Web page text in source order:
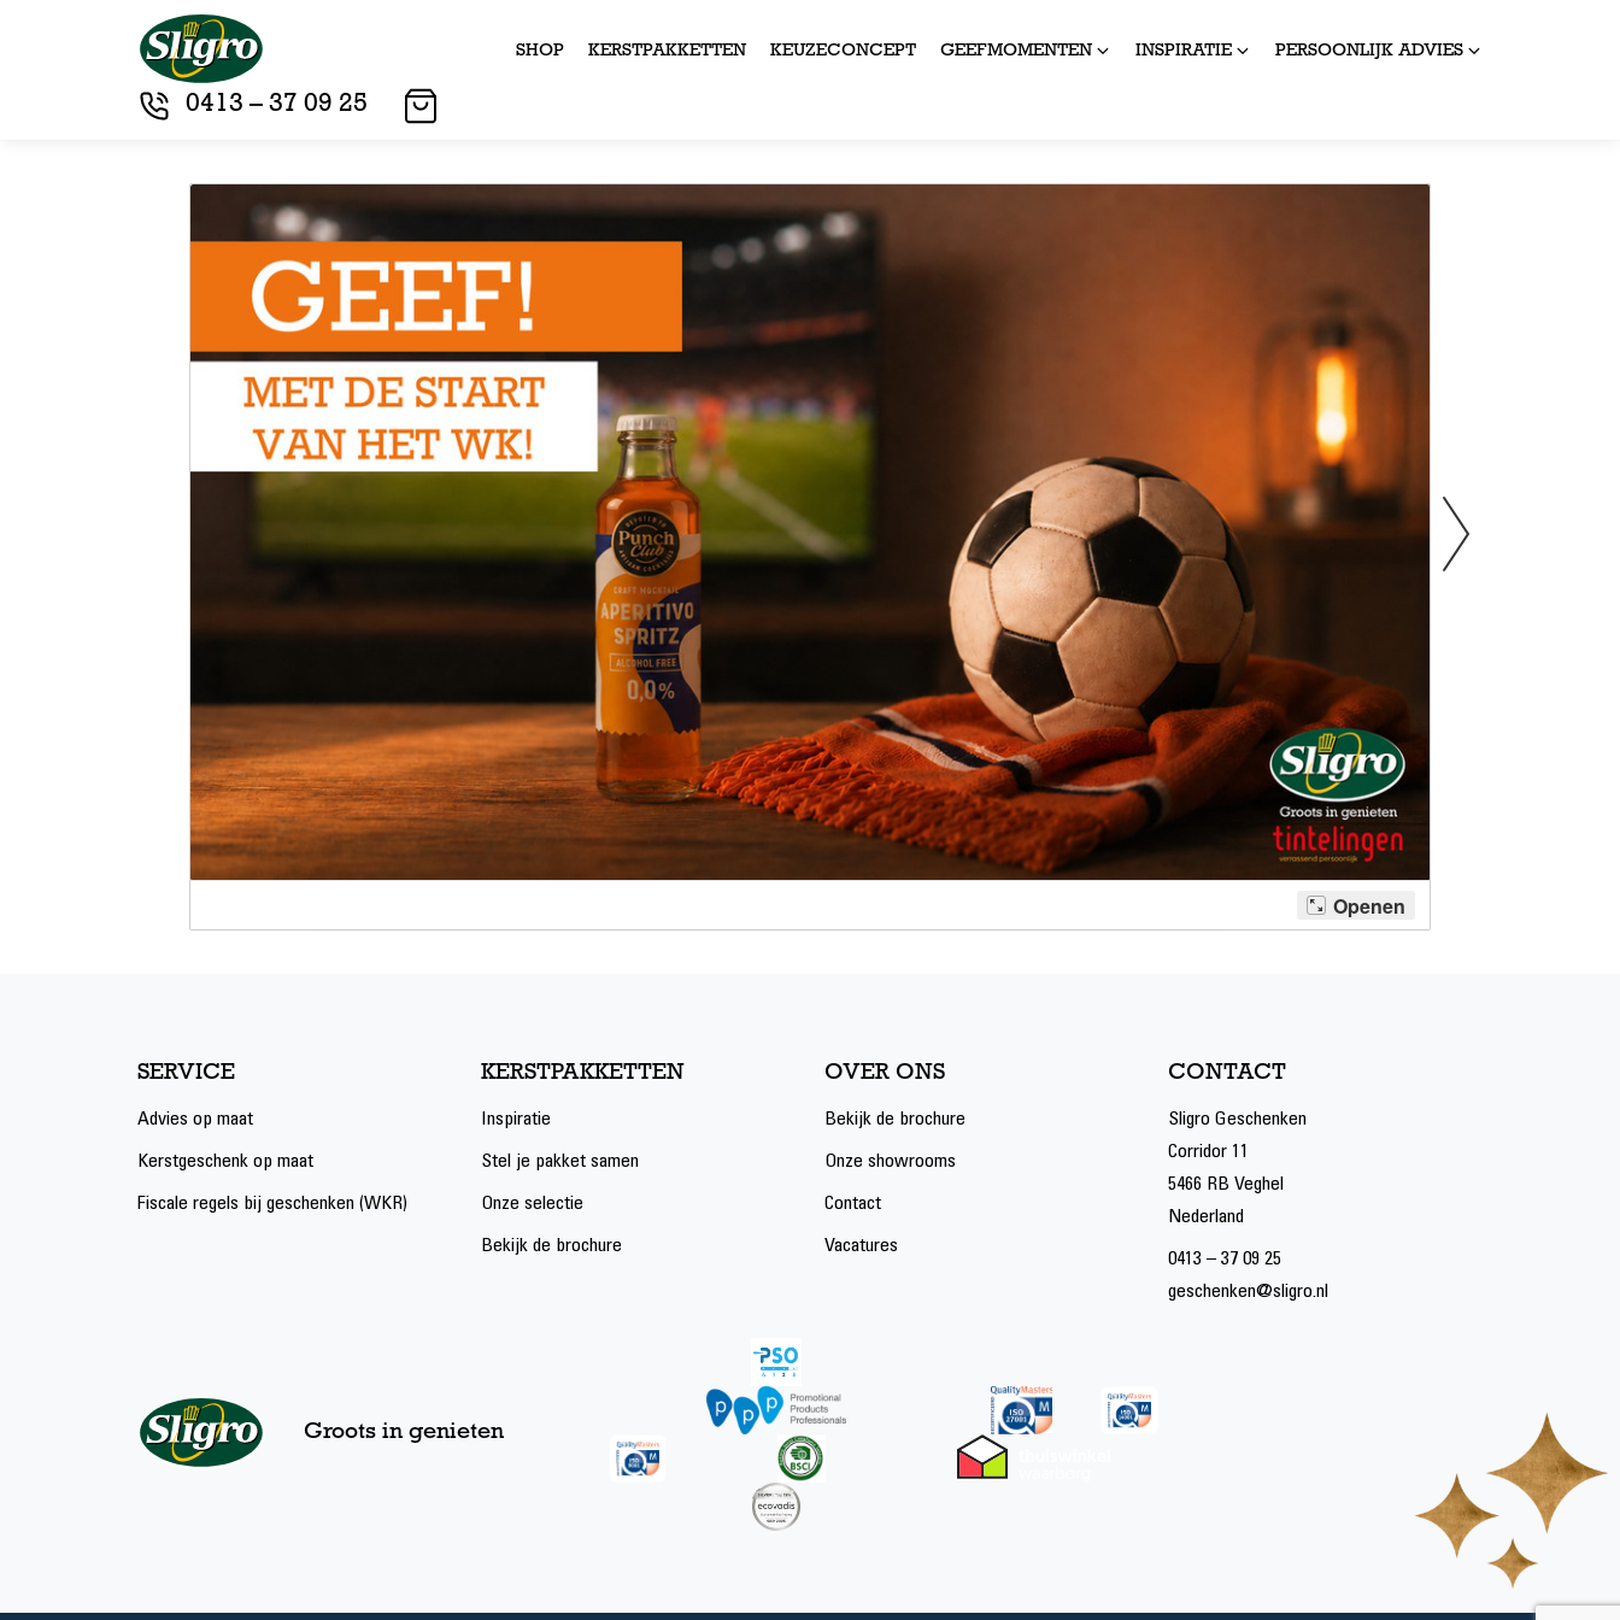
SHOP KERSTPAKKETTEN KEUZECONCEPT GEEFMOMENTEN INSPIRATIE PERSOONLIJK ADVIES
0413 – 37 09 25
SERVICE
Advies op maat
Kerstgeschenk op maat
Fiscale regels bij geschenken (WKR)
KERSTPAKKETTEN
Inspiratie
Stel je pakket samen
Onze selectie
Bekijk de brochure
OVER ONS
Bekijk de brochure
Onze showrooms
Contact
Vacatures
CONTACT
Sligro Geschenken
Corridor 11
5466 RB Veghel
Nederland
0413 – 37 09 25
geschenken@sligro.nl
Groots in genieten